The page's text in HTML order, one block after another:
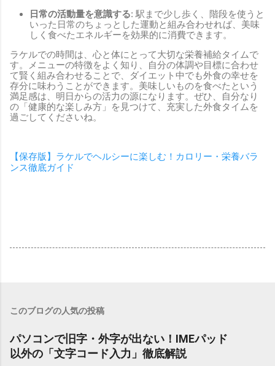
日常の活動量を意識する: 駅まで少し歩く、階段を使うと
いった日常のちょっとした運動と組み合わせれば、美味
しく食べたエネルギーを効果的に消費できます。
ラケルでの時間は、心と体にとって大切な栄養補給タイムで
す。メニューの特徴をよく知り、自分の体調や目標に合わせ
て賢く組み合わせることで、ダイエット中でも外食の幸せを
存分に味わうことができます。美味しいものを食べたという
満足感は、明日からの活力の源になります。ぜひ、自分なり
の「健康的な楽しみ方」を見つけて、充実した外食タイムを
過ごしてくださいね。
【保存版】ラケルでヘルシーに楽しむ！カロリー・栄養バラ
ンス徹底ガイド
このブログの人気の投稿
パソコンで旧字・外字が出ない！IMEパッド
以外の「文字コード入力」徹底解説